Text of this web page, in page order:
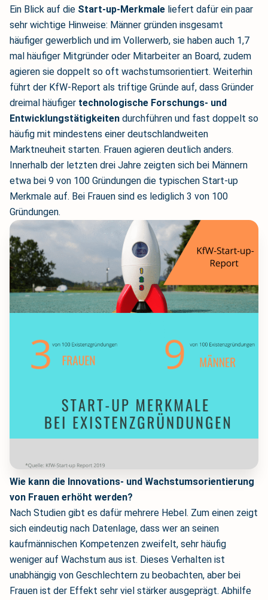
Ein Blick auf die Start-up-Merkmale liefert dafür ein paar
sehr wichtige Hinweise: Männer gründen insgesamt
häufiger gewerblich und im Vollerwerb, sie haben auch 1,7
mal häufiger Mitgründer oder Mitarbeiter an Board, zudem
agieren sie doppelt so oft wachstumsorientiert. Weiterhin
führt der KfW-Report als triftige Gründe auf, dass Gründer
dreimal häufiger technologische Forschungs- und
Entwicklungstätigkeiten durchführen und fast doppelt so
häufig mit mindestens einer deutschlandweiten
Marktneuheit starten. Frauen agieren deutlich anders.
Innerhalb der letzten drei Jahre zeigten sich bei Männern
etwa bei 9 von 100 Gründungen die typischen Start-up
Merkmale auf. Bei Frauen sind es lediglich 3 von 100
Gründungen.
Wie kann die Innovations- und Wachstumsorientierung
von Frauen erhöht werden?
Nach Studien gibt es dafür mehrere Hebel. Zum einen zeigt
sich eindeutig nach Datenlage, dass wer an seinen
kaufmännischen Kompetenzen zweifelt, sehr häufig
weniger auf Wachstum aus ist. Dieses Verhalten ist
unabhängig von Geschlechtern zu beobachten, aber bei
Frauen ist der Effekt sehr viel stärker ausgeprägt. Abhilfe